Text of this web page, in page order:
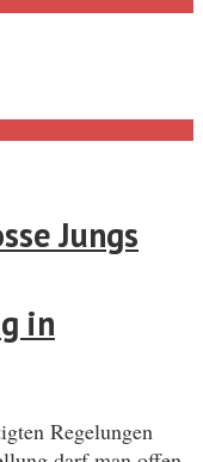
Jungs
in
Regelungen